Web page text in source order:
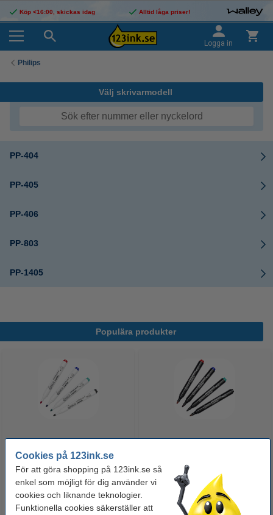
Cookies på 123ink.se
För att göra shopping på 123ink.se så
enkel som möjligt för dig använder vi
cookies och liknande teknologier.
Funktionella cookies säkerställer att
Köp <16:00, skickas idag Alltid låga priser!
Logga in
Philips
Välj skrivarmodell
PP-404
PP-405
PP-406
PP-803
PP-1405
Populära produkter
123ink | sorterade färger | 4st
50 kr Inkl. 25% Moms